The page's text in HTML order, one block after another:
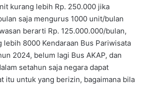
kurang lebih Rp. 250.000 jika
saja mengurus 1000 unit/bulan
berarti Rp. 125.000.000/bulan,
lebih 8000 Kendaraan Bus Pariwisata
2024, belum lagi Bus AKAP, dan
setahun saja negara dapat
itu untuk yang berizin, bagaimana bila